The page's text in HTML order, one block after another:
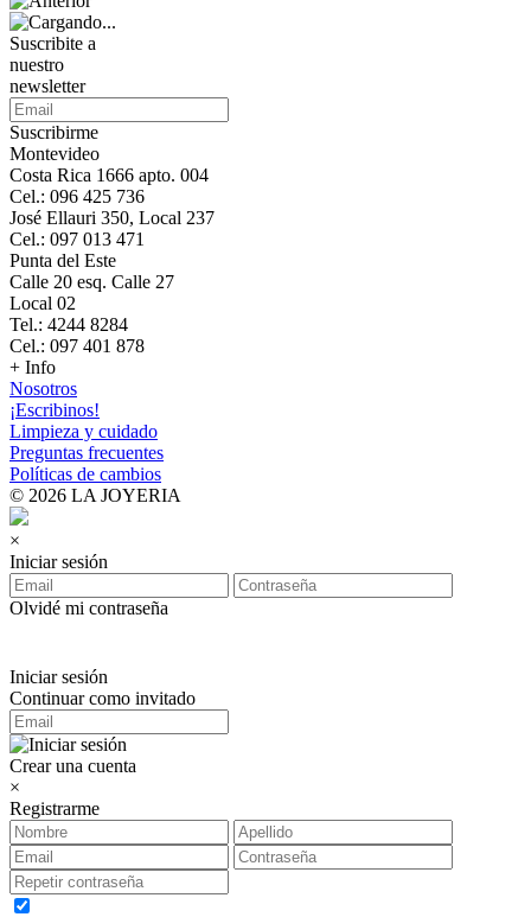
Suscribite a
nuestro
newsletter
Suscribirme
Montevideo
Costa Rica 1666 apto. 004
Cel.: 096 425 736
José Ellauri 350, Local 237
Cel.: 097 013 471
Punta del Este
Calle 20 esq. Calle 27
Local 02
Tel.: 4244 8284
Cel.: 097 401 878
+ Info
Nosotros
¡Escribinos!
Limpieza y cuidado
Preguntas frecuentes
Políticas de cambios
© 2026 LA JOYERIA
×
Iniciar sesión
Olvidé mi contraseña
Iniciar sesión
Continuar como invitado
Crear una cuenta
×
Registrarme